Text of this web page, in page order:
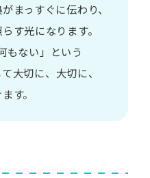
まっすぐに​伝わり、
す光に​なります。
も​ない」と​いう​
大切に、​大切に、​
す。​